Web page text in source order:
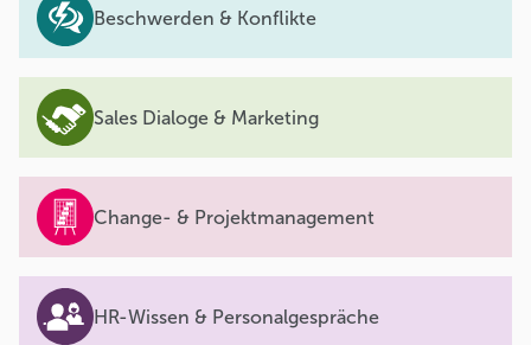
Beschwerden & Konflikte
Sales Dialoge & Marketing
Change- & Projektmanagement
HR-Wissen & Personalgespräche